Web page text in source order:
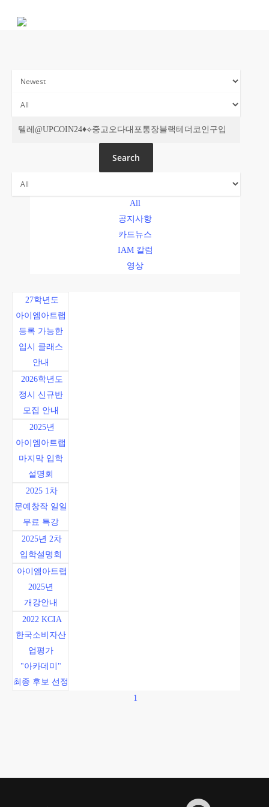
주간 IAM
Search
All
공지사항
카드뉴스
IAM 칼럼
영상
27학년도
아이엠아트랩
등록 가능한
입시 클래스
안내
2026학년도
정시 신규반
모집 안내
2025년
아이엠아트랩
마지막 입학
설명회
2025 1차
문예창작 일일
무료 특강
2025년 2차
입학설명회
아이엠아트랩
2025년
개강안내
2022 KCIA
한국소비자산
업평가
"아카데미"
최종 후보 선정
1